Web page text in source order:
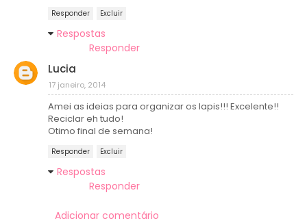
Responder Excluir
Respostas
Responder
Lucia
17 janeiro, 2014
Amei as ideias para organizar os lapis!!! Excelente!!
Reciclar eh tudo!
Otimo final de semana!
Responder Excluir
Respostas
Responder
Adicionar comentário